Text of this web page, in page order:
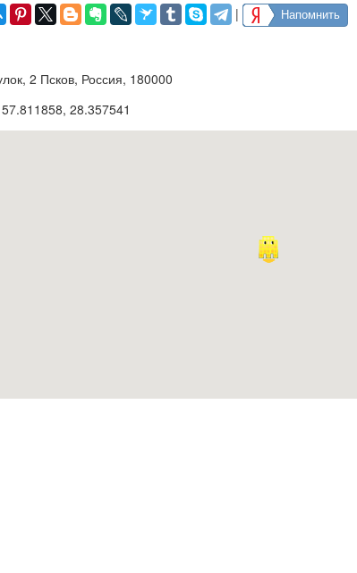
| Напомнить
2 Псков, Россия, 180000
57.811858, 28.357541